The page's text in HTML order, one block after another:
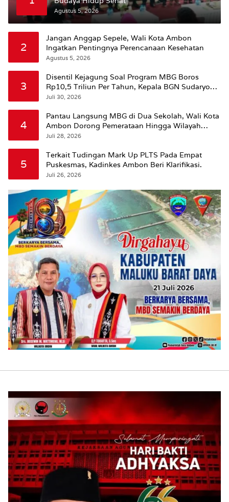
Agustus 5, 2026
2
Jangan Anggap Sepele, Wali Kota Ambon
Ingatkan Pentingnya Perencanaan Kesehatan
Agustus 5, 2026
3
Disentil Kejagung Soal Program MBG Boros
Rp10,5 Triliun Per Tahun, Kepala BGN Sudaryono
Beri Penjelasan
Juli 30, 2026
4
Pantau Langsung MBG di Dua Sekolah, Wali Kota
Ambon Dorong Pemerataan Hingga Wilayah
Leitimur Selatan
Juli 28, 2026
5
Terkait Tudingan Mark Up PLTS Pada Empat
Puskesmas, Kadinkes Ambon Beri Klarifikasi.
Juli 26, 2026